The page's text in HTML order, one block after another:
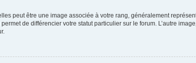
peut être une image associée à votre rang, généralement
de différencier votre statut particulier sur le forum. L’autre